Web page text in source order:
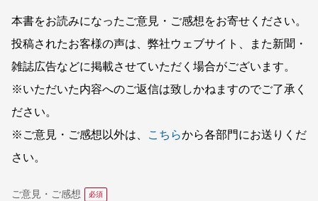
本書をお読みになったご意見・ご感想をお寄せください。
投稿されたお客様の声は、弊社ウェブサイト、また新聞・
雑誌広告などに掲載させていただく場合がございます。
※いただいた内容へのご返信は致しかねますのでご了承く
ださい。
※ご意見・ご感想以外は、
こちらから各部門にお送りくだ
さい。
ご意見・ご感想